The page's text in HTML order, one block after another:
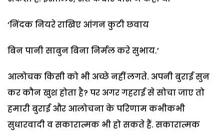
‘निंदक नियरे राखिए आंगन कुटी छवाय
बिन पानी साबुन बिना निर्मल करे सुभाय.’
आलोचक किसी को भी अच्छे नहीं लगते. अपनी बुराई सुन
कर कौन खुश होता है? पर अगर गहराई से सोचा जाए तो
हमारी बुराई और आलोचना के परिणाम कभीकभी
सुधारवादी व सकारात्मक भी हो सकते हैं. सकारात्मक